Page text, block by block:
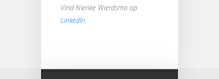
Vind Nienke Wierdsma op
LinkedIn.